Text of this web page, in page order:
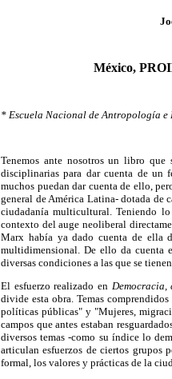
México,
* Escuela Nacional de Antropología e
Tenemos ante nosotros un libro que
disciplinarias para dar cuenta de un
muchos puedan dar cuenta de ello,
general de América Latina- dotada de
ciudadanía multicultural. Teniendo lo
contexto del auge neoliberal
Marx había ya dado cuenta de ella
multidimensional. De ello da cuenta
diversas condiciones a las que se
El esfuerzo realizado en
divide esta obra. Temas
políticas públicas" y "Mujeres,
campos que antes estaban
diversos temas -como su índice lo
articulan esfuerzos de ciertos
formal, los valores y prácticas de la